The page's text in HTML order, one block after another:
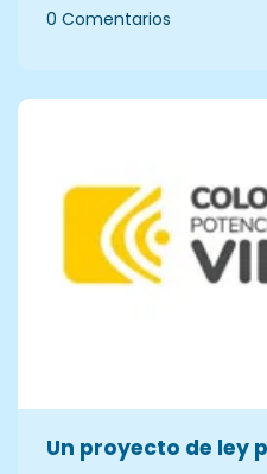
0 Comentarios
Un proyecto de ley